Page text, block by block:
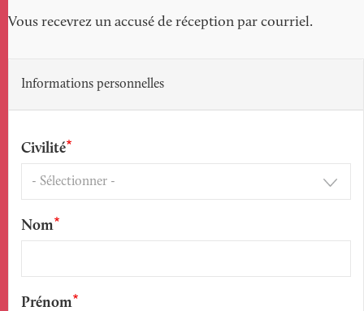
Vous recevrez un accusé de réception par courriel.
Informations personnelles
Civilité
Nom
Prénom